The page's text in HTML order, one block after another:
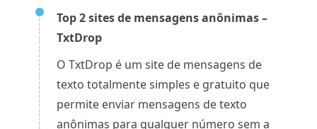
Top 2 sites de mensagens anônimas –
TxtDrop
O TxtDrop é um site de mensagens de
texto totalmente simples e gratuito que
permite enviar mensagens de texto
anônimas para qualquer número sem a